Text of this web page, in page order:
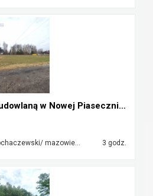
Sprzedam działkę budowlaną w Nowej Piasecznicy
mazowieckie 3 godz.